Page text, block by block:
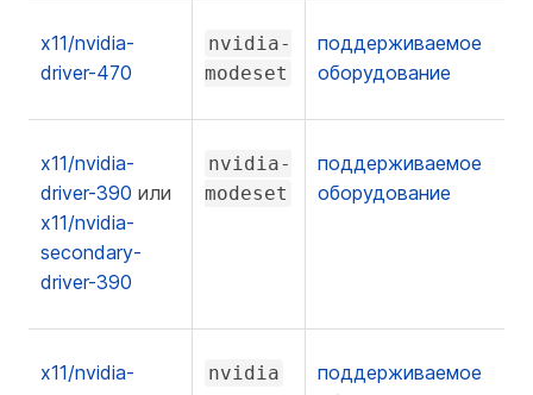
x11/nvidia-
driver-470
nvidia-
modeset
поддерживаемое
оборудование
x11/nvidia-
driver-390 или
x11/nvidia-
secondary-
driver-390
nvidia-
modeset
поддерживаемое
оборудование
x11/nvidia-
nvidia
поддерживаемое